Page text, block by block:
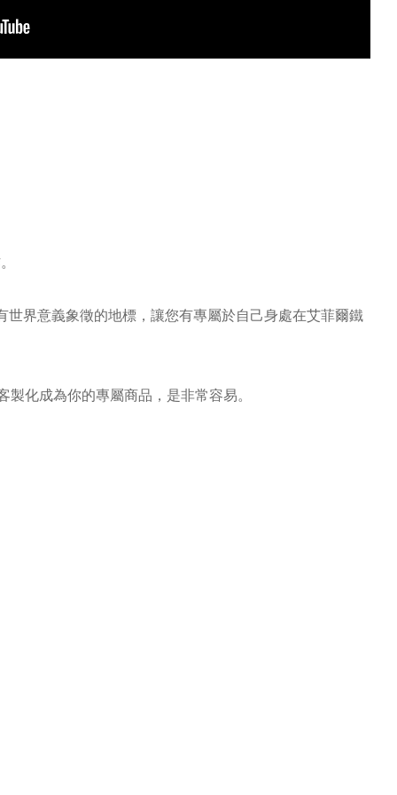
界意義象徵的地標，讓您有專屬於自己身處在艾菲爾鐵
化成為你的專屬商品，是非常容易。